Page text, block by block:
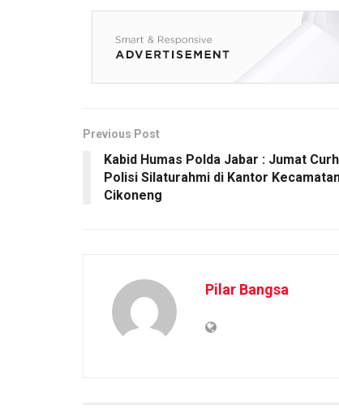
Previous Post
Kabid Humas Polda Jabar : Jumat
Polisi Silaturahmi di Kantor
Cikoneng
Pilar Bangsa